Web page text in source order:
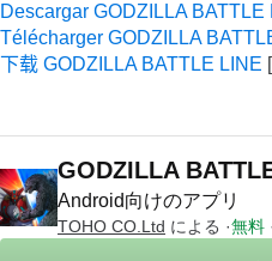
Descargar GODZILLA BATTLE
Télécharger GODZILLA
下载 GODZILLA BATTLE LINE
GODZILLA
Android向けのアプリ
TOHO CO.Ltd による 無料